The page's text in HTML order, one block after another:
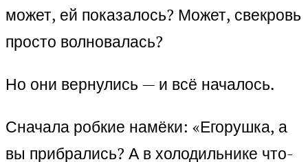
может, ей показалось? Может, свекровь
просто волновалась?
Но они вернулись — и всё началось.
Сначала робкие намёки: «Егорушка, а
вы прибрались? А в холодильнике что-